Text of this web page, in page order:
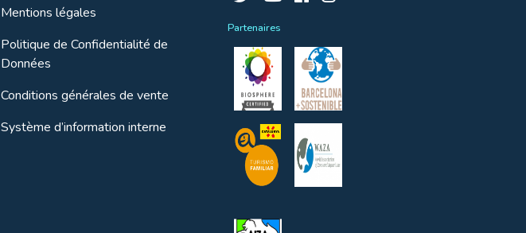
Mentions légales
Politique de Confidentialité de
Données
Conditions générales de vente
Système d’information interne
Partenaires